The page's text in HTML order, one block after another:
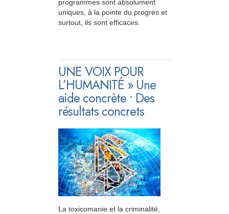
programmes sont absolument
uniques, à la pointe du progrès et
surtout, ils sont efficaces.
UNE VOIX POUR
L’HUMANITÉ » Une
aide concrète • Des
résultats concrets
La toxicomanie et la criminalité,